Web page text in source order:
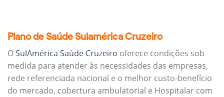
Plano de Saúde Sulamérica Cruzeiro
OSulAmérica Saúde Cruzeiro oferece condições sob
medida para atender às necessidades das empresas,
rede referenciada nacional e o melhor custo-benefício
do mercado, cobertura ambulatorial e Hospitalar com